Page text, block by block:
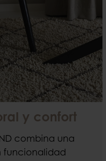
y confort
combina una
funcionalidad